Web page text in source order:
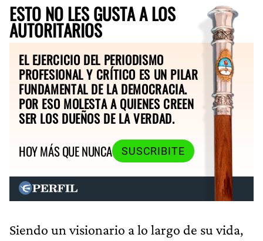
ESTO NO LES GUSTA A LOS
AUTORITARIOS
EL EJERCICIO DEL PERIODISMO
PROFESIONAL Y CRÍTICO ES UN PILAR
FUNDAMENTAL DE LA DEMOCRACIA.
POR ESO MOLESTA A QUIENES CREEN
SER LOS DUEÑOS DE LA VERDAD.
HOY MÁS QUE NUNCA
SUSCRIBITE
Siendo un visionario a lo largo de su vida,